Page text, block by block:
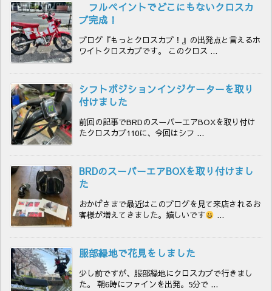
フルペイントでどこにもないクロスカ
ブ完成！
ブログ『もっとクロスカブ！』の出発点と言えるホ
ワイトクロスカブです。 このクロス ...
シフトポジションインジケーターを取り
付けました
前回の記事でBRDのスーパーエアBOXを取り付け
たクロスカブ110に、今回はシフ ...
BRDのスーパーエアBOXを取り付けまし
た
おかげさまで最近はこのブログを見て来店されるお
客様が増えてきました。嬉しいです
...
服部緑地で花見をしました
少し前ですが、服部緑地にクロスカブで行きまし
た。 朝6時にファインを出発。5分で ...